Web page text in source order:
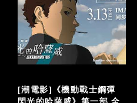
[潮電影]《機動戰士鋼彈